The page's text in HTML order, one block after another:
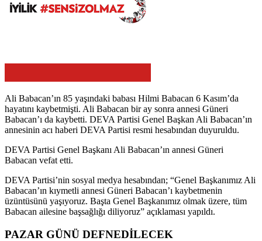
Ali Babacan’ın 85 yaşındaki babası Hilmi Babacan 6 Kasım’da
hayatını kaybetmişti. Ali Babacan bir ay sonra annesi Güneri
Babacan’ı da kaybetti. DEVA Partisi Genel Başkan Ali Babacan’ın
annesinin acı haberi DEVA Partisi resmi hesabından duyuruldu.
DEVA Partisi Genel Başkanı Ali Babacan’ın annesi Güneri
Babacan vefat etti.
DEVA Partisi’nin sosyal medya hesabından; “Genel Başkanımız Ali
Babacan’ın kıymetli annesi Güneri Babacan’ı kaybetmenin
üzüntüsünü yaşıyoruz. Başta Genel Başkanımız olmak üzere, tüm
Babacan ailesine başsağlığı diliyoruz” açıklaması yapıldı.
PAZAR GÜNÜ DEFNEDİLECEK